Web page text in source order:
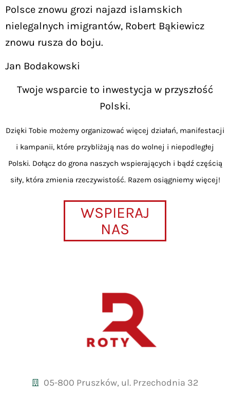
Polsce znowu grozi najazd islamskich
nielegalnych imigrantów, Robert Bąkiewicz
znowu rusza do boju.
Jan Bodakowski
Twoje wsparcie to inwestycja w przyszłość
Polski.
Dzięki Tobie możemy organizować więcej działań, manifestacji
i kampanii, które przybliżają nas do wolnej i niepodległej
Polski. Dołącz do grona naszych wspierających i bądź częścią
siły, która zmienia rzeczywistość. Razem osiągniemy więcej!
WSPIERAJ
NAS
05-800 Pruszków, ul. Przechodnia 32